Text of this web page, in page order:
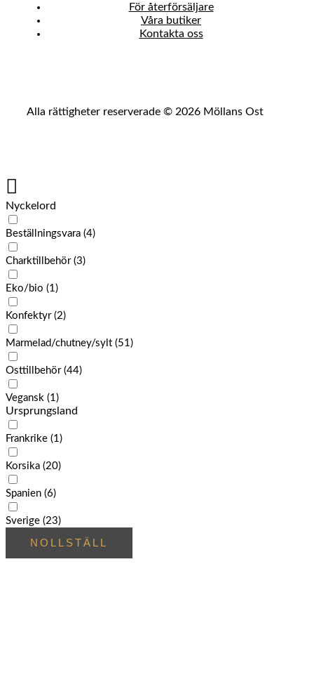
För återförsäljare
Våra butiker
Kontakta oss
Alla rättigheter reserverade © 2026 Möllans Ost
Nyckelord
Beställningsvara (4)
Charktillbehör (3)
Eko/bio (1)
Konfektyr (2)
Marmelad/chutney/sylt (51)
Osttillbehör (44)
Vegansk (1)
Ursprungsland
Frankrike (1)
Korsika (20)
Spanien (6)
Sverige (23)
NOLLSTÄLL